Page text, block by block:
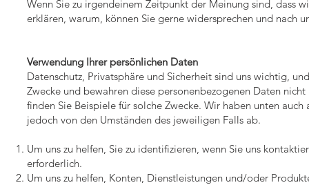
Wenn Sie zu irgendeinem Zeitpunkt der Meinung sind, dass
erklären, warum, können Sie gerne widersprechen und nach
Verwendung Ihrer persönlichen Daten
Datenschutz, Privatsphäre und Sicherheit sind uns wichtig,
Zwecke und bewahren diese personenbezogenen Daten
finden Sie Beispiele für solche Zwecke. Wir haben unten
jedoch von den Umständen des jeweiligen Falls ab.
Um uns zu helfen, Sie zu identifizieren, wenn Sie uns
erforderlich.
Um uns zu helfen, Konten, Dienstleistungen und/oder